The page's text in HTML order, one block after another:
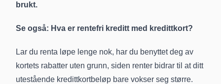
brukt.
Se også: Hva er rentefri kreditt med kredittkort?
Lar du renta løpe lenge nok, har du benyttet deg av
kortets rabatter uten grunn, siden renter bidrar til at ditt
utestående kredittkortbeløp bare vokser seg større.